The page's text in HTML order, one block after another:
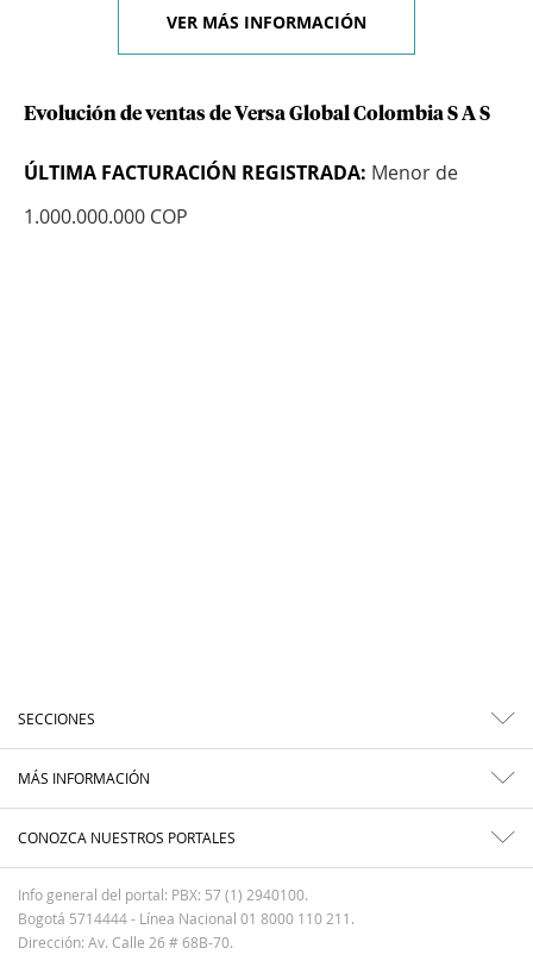
VER MÁS INFORMACIÓN
Evolución de ventas de Versa Global Colombia S A S
ÚLTIMA FACTURACIÓN REGISTRADA: Menor de
1.000.000.000 COP
SECCIONES
MÁS INFORMACIÓN
CONOZCA NUESTROS PORTALES
Info general del portal: PBX: 57 (1) 2940100.
Bogotá 5714444 - Línea Nacional 01 8000 110 211.
Dirección: Av. Calle 26 # 68B-70.